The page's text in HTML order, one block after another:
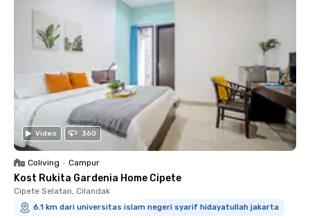
Video 360
Coliving • Campur
Kost Rukita Gardenia Home Cipete
Cipete Selatan, Cilandak
6.1 km dari universitas islam negeri syarif hidayatullah jakarta